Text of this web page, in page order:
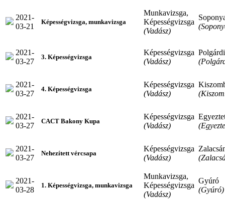
2021-
03-21
Képességvizsga, munkavizsga
Munkavizsga,
Képességvizsga
(Vadász)
2021-
03-27
3. Képességvizsga
Képességvizsga
(Vadász)
Polgárdi
2021-
03-27
4. Képességvizsga
Képességvizsga
(Vadász)
2021-
03-27
CACT Bakony Kupa
Képességvizsga
(Vadász)
2021-
03-27
Nehezített vércsapa
Képességvizsga
(Vadász)
2021-
03-28
1. Képességvizsga, munkavizsga
Munkavizsga,
Képességvizsga
(Vadász)
Gyúró
(Gyúró)